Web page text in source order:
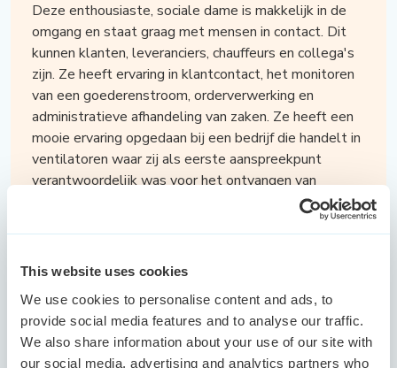
This website uses cookies
We use cookies to personalise content and ads, to
provide social media features and to analyse our traffic.
We also share information about your use of our site with
our social media, advertising and analytics partners who
Deze enthousiaste, sociale dame is makkelijk in de
omgang en staat graag met mensen in contact. Dit
kunnen klanten, leveranciers, chauffeurs en collega's
zijn. Ze heeft ervaring in klantcontact, het monitoren
van een goederenstroom, orderverwerking en
administratieve afhandeling van zaken. Ze heeft een
mooie ervaring opgedaan bij een bedrijf die handelt in
ventilatoren waar zij als eerste aanspreekpunt
verantwoordelijk was voor het ontvangen van
klanten en de communicatie. Vervolgens is zij terecht
gekomen bij een logistiek bedrijf waar ze haar fijnste
met veel chauffeurs en de sfeer in een logistieke
heeft ze het bedrijf verlaten omdat het minder goed
ging met het bedrijf. Klantvriendelijkheid, planning &
organisatie, behulpzaamheid naar collega's,